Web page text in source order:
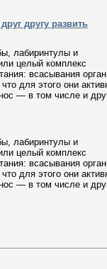
другу развить
лабиринтулы и
целый комплекс
всасывания
для этого они
— в том числе и
лабиринтулы и
целый комплекс
всасывания
для этого они
— в том числе и